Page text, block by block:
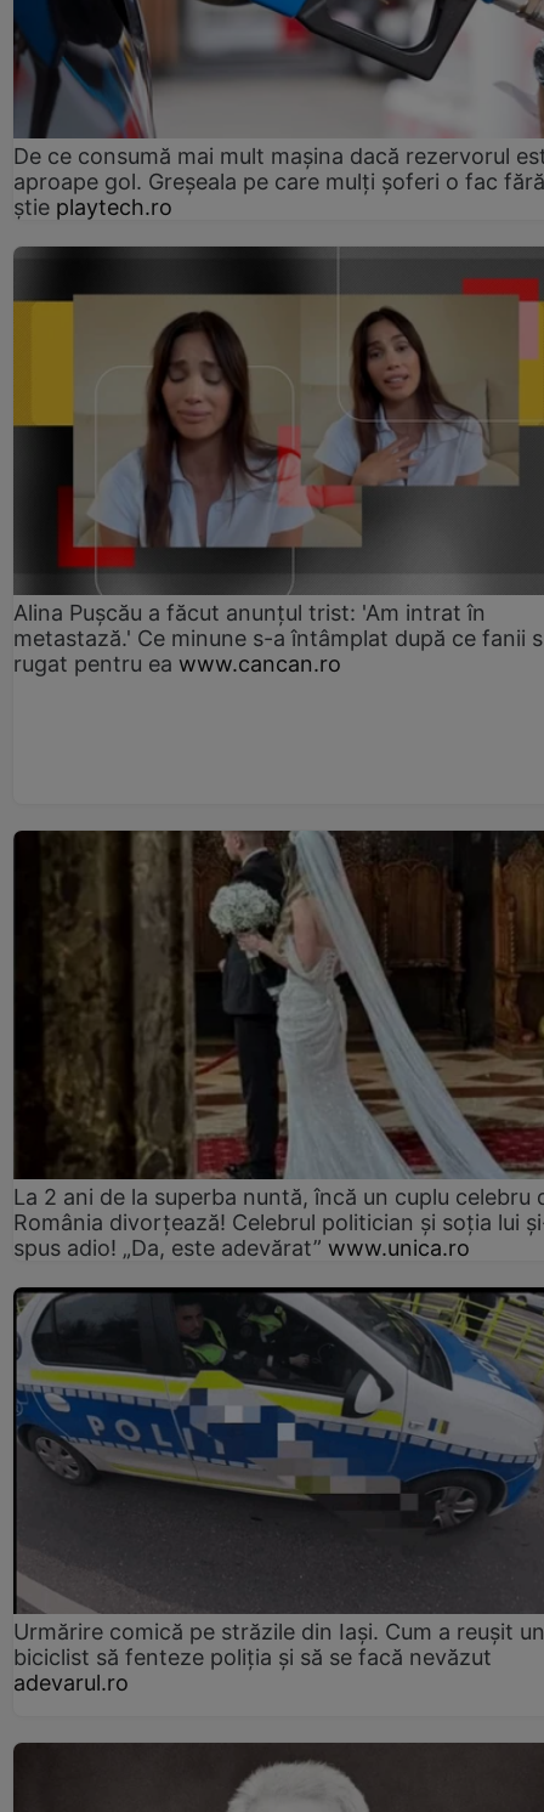
De ce consumă mai mult mașina dacă rezervorul
aproape gol. Greșeala pe care mulți șoferi o fac
știe playtech.ro
Alina Pușcău a făcut anunțul trist: 'Am intrat în
metastază.' Ce minune s-a întâmplat după ce fanii
rugat pentru ea www.cancan.ro
La 2 ani de la superba nuntă, încă un cuplu celebru
România divorțează! Celebrul politician și soția lui
spus adio! „Da, este adevărat” www.unica.ro
Urmărire comică pe străzile din Iași. Cum a reușit un
biciclist să fenteze poliția și să se facă nevăzut
adevarul.ro